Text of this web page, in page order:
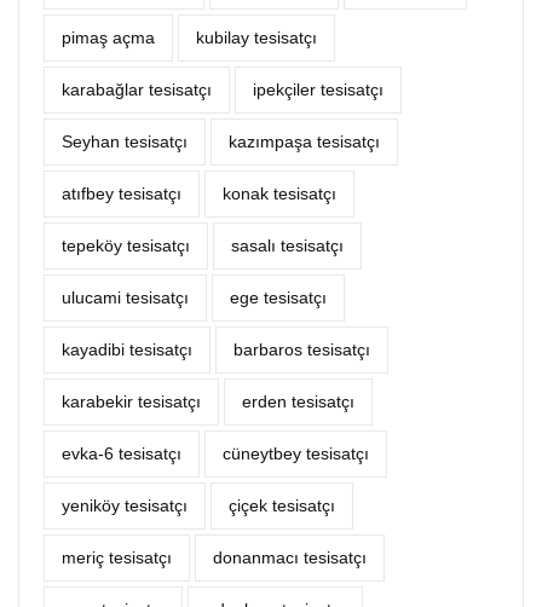
pimaş açma kubilay tesisatçı
karabağlar tesisatçı ipekçiler tesisatçı
Seyhan tesisatçı kazımpaşa tesisatçı
atıfbey tesisatçı konak tesisatçı
tepeköy tesisatçı sasalı tesisatçı
ulucami tesisatçı ege tesisatçı
kayadibi tesisatçı barbaros tesisatçı
karabekir tesisatçı erden tesisatçı
evka-6 tesisatçı cüneytbey tesisatçı
yeniköy tesisatçı çiçek tesisatçı
meriç tesisatçı donanmacı tesisatçı